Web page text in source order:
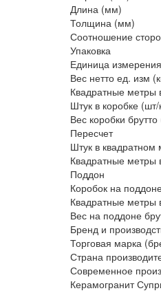
Длина (мм)
Толщина (мм)
Соотношение
Упаковка
Единица измерения
Вес нетто ед. изм
Квадратные метры
Штук в коробке (шт/
Вес коробки брутто
Пересчет
Штук в
Квадратные метры
Поддон
Коробок на
Квадратные метры
Вес на поддоне
Бренд и
Торговая марка
Страна
Современное
Керамогранит